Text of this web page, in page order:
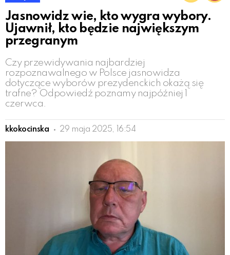
Jasnowidz wie, kto wygra wybory.
Ujawnił, kto będzie największym
przegranym
Czy przewidywania najbardziej
rozpoznawalnego w Polsce jasnowidza
dotyczące wyborów prezydenckich okażą się
trafne? Odpowiedź poznamy najpóźniej 1
czerwca.
kkokocinska 29 maja 2025, 16:54